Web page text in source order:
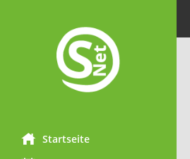
Startseite